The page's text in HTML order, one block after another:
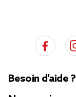
Besoin d’aide ?